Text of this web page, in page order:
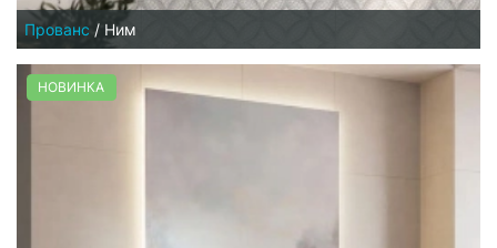
Прованс / Ним
НОВИНКА